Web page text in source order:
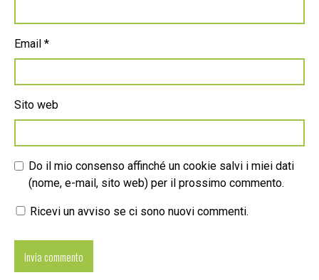
Email *
Sito web
Do il mio consenso affinché un cookie salvi i miei dati
(nome, e-mail, sito web) per il prossimo commento.
Ricevi un avviso se ci sono nuovi commenti.